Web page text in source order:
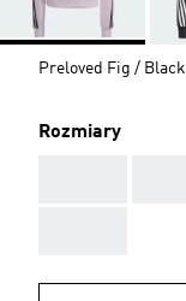
Preloved Fig / Black
Rozmiary